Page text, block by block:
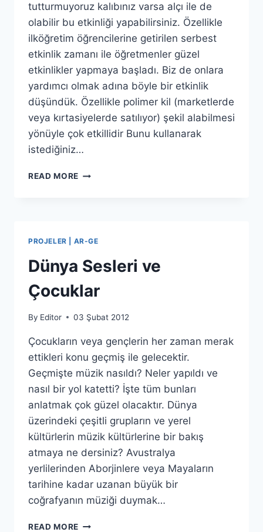
tutturmuyoruz kalıbınız varsa alçı ile de
olabilir bu etkinliği yapabilirsiniz. Özellikle
ilköğretim öğrencilerine getirilen serbest
etkinlik zamanı ile öğretmenler güzel
etkinlikler yapmaya başladı. Biz de onlara
yardımcı olmak adına böyle bir etkinlik
düşündük. Özellikle polimer kil (marketlerde
veya kırtasiyelerde satılıyor) şekil alabilmesi
yönüyle çok etkillidir Bunu kullanarak
istediğiniz…
READ MORE KILDEN
PROJELER | AR-GE
Dünya Sesleri ve
Çocuklar
By Editor 03 Şubat 2012
Çocukların veya gençlerin her zaman merak
ettikleri konu geçmiş ile gelecektir.
Geçmişte müzik nasıldı? Neler yapıldı ve
nasıl bir yol katetti? İşte tüm bunları
anlatmak çok güzel olacaktır. Dünya
üzerindeki çeşitli grupların ve yerel
kültürlerin müzik kültürlerine bir bakış
atmaya ne dersiniz? Avustralya
yerlilerinden Aborjinlere veya Mayaların
tarihine kadar uzanan büyük bir
coğrafyanın müziği duymak…
READ MORE DÜNYA